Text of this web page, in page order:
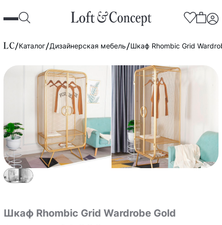
Каталог Дизайнерская мебель Шкаф Rhombic Grid
Шкаф Rhombic Grid Wardrobe Gold